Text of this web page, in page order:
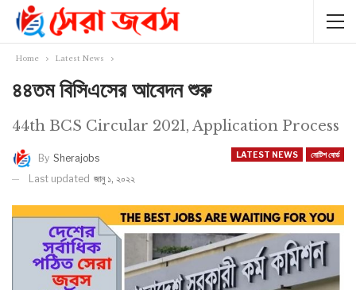
Home Latest News
৪৪তম বিসিএসের আবেদন শুরু
44th BCS Circular 2021, Application Process
LATEST NEWS নোটিশ বোর্ড
By Sherajobs
Last updated জানু ১, ২০২২